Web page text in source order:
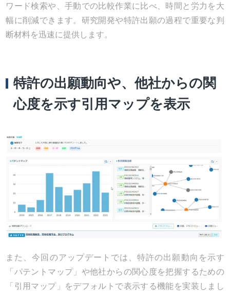
ワード検索や、手動での比較作業に比べ、時間と労力を大
幅に削減できます。研究開発や特許出願の過程で重要な判
断材料を迅速に提供します。
特許の出願動向や、他社からの関
心度を示す引用マップを表示
また、今回のアップデートでは、特許の出願動向を示す
「パテントマップ」や他社からの関心度を把握するための
「引用マップ」をデフォルトで表示する機能を実装しまし